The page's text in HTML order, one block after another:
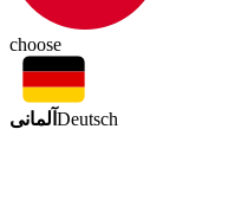
choose
آلمانی Deutsch